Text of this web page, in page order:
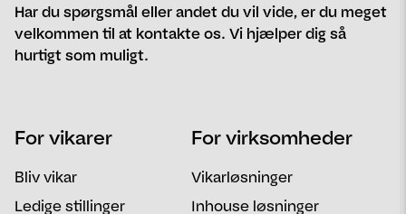
Har du spørgsmål eller andet du vil vide, er du meget
velkommen til at kontakte os. Vi hjælper dig så
hurtigt som muligt.
Email Postnummer
For vikarer
Bliv vikar
Ledige stillinger
For virksomheder
Vikarløsninger
Inhouse løsninger